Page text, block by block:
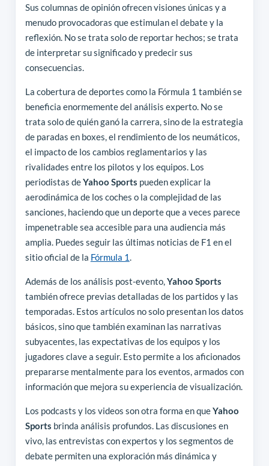
Sus columnas de opinión ofrecen visiones únicas y a
menudo provocadoras que estimulan el debate y la
reflexión. No se trata solo de reportar hechos; se trata
de interpretar su significado y predecir sus
consecuencias.
La cobertura de deportes como la Fórmula 1 también se
beneficia enormemente del análisis experto. No se
trata solo de quién ganó la carrera, sino de la estrategia
de paradas en boxes, el rendimiento de los neumáticos,
el impacto de los cambios reglamentarios y las
rivalidades entre los pilotos y los equipos. Los
periodistas deYahoo Sports pueden explicar la
aerodinámica de los coches o la complejidad de las
sanciones, haciendo que un deporte que a veces parece
impenetrable sea accesible para una audiencia más
amplia. Puedes seguir las últimas noticias de F1 en el
sitio oficial de la Fórmula 1.
Además de los análisis post-evento,Yahoo Sports
también ofrece previas detalladas de los partidos y las
temporadas. Estos artículos no solo presentan los datos
básicos, sino que también examinan las narrativas
subyacentes, las expectativas de los equipos y los
jugadores clave a seguir. Esto permite a los aficionados
prepararse mentalmente para los eventos, armados con
información que mejora su experiencia de visualización.
Los podcasts y los videos son otra forma en queYahoo
Sports brinda análisis profundos. Las discusiones en
vivo, las entrevistas con expertos y los segmentos de
debate permiten una exploración más dinámica y